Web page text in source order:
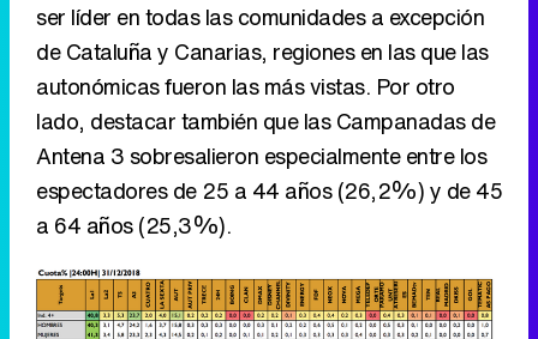
ser líder en todas las comunidades a excepción
de Cataluña y Canarias, regiones en las que las
autonómicas fueron las más vistas. Por otro
lado, destacar también que las Campanadas de
Antena 3 sobresalieron especialmente entre los
espectadores de 25 a 44 años (26,2%) y de 45
a 64 años (25,3%).